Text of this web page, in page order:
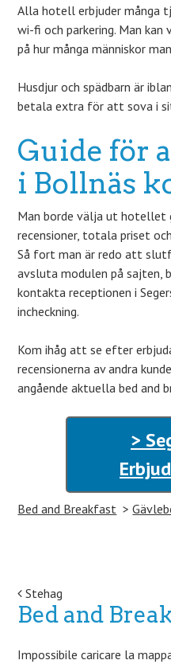
Alla hotell erbjuder många
wi-fi och parkering. Man
på hur många människor
Husdjur och spädbarn är
betala extra för att sova i
Guide för
i Bollnäs
Man borde välja ut hotellet
recensioner, totala priset
Så fort man är redo att
avsluta modulen på sajten,
kontakta receptionen i
incheckning.
Kom ihåg att se efter
recensionerna av andra
angående aktuella bed and
>
Bed and Breakfast
Post
Stehag
Bed and
Impossibile caricare la